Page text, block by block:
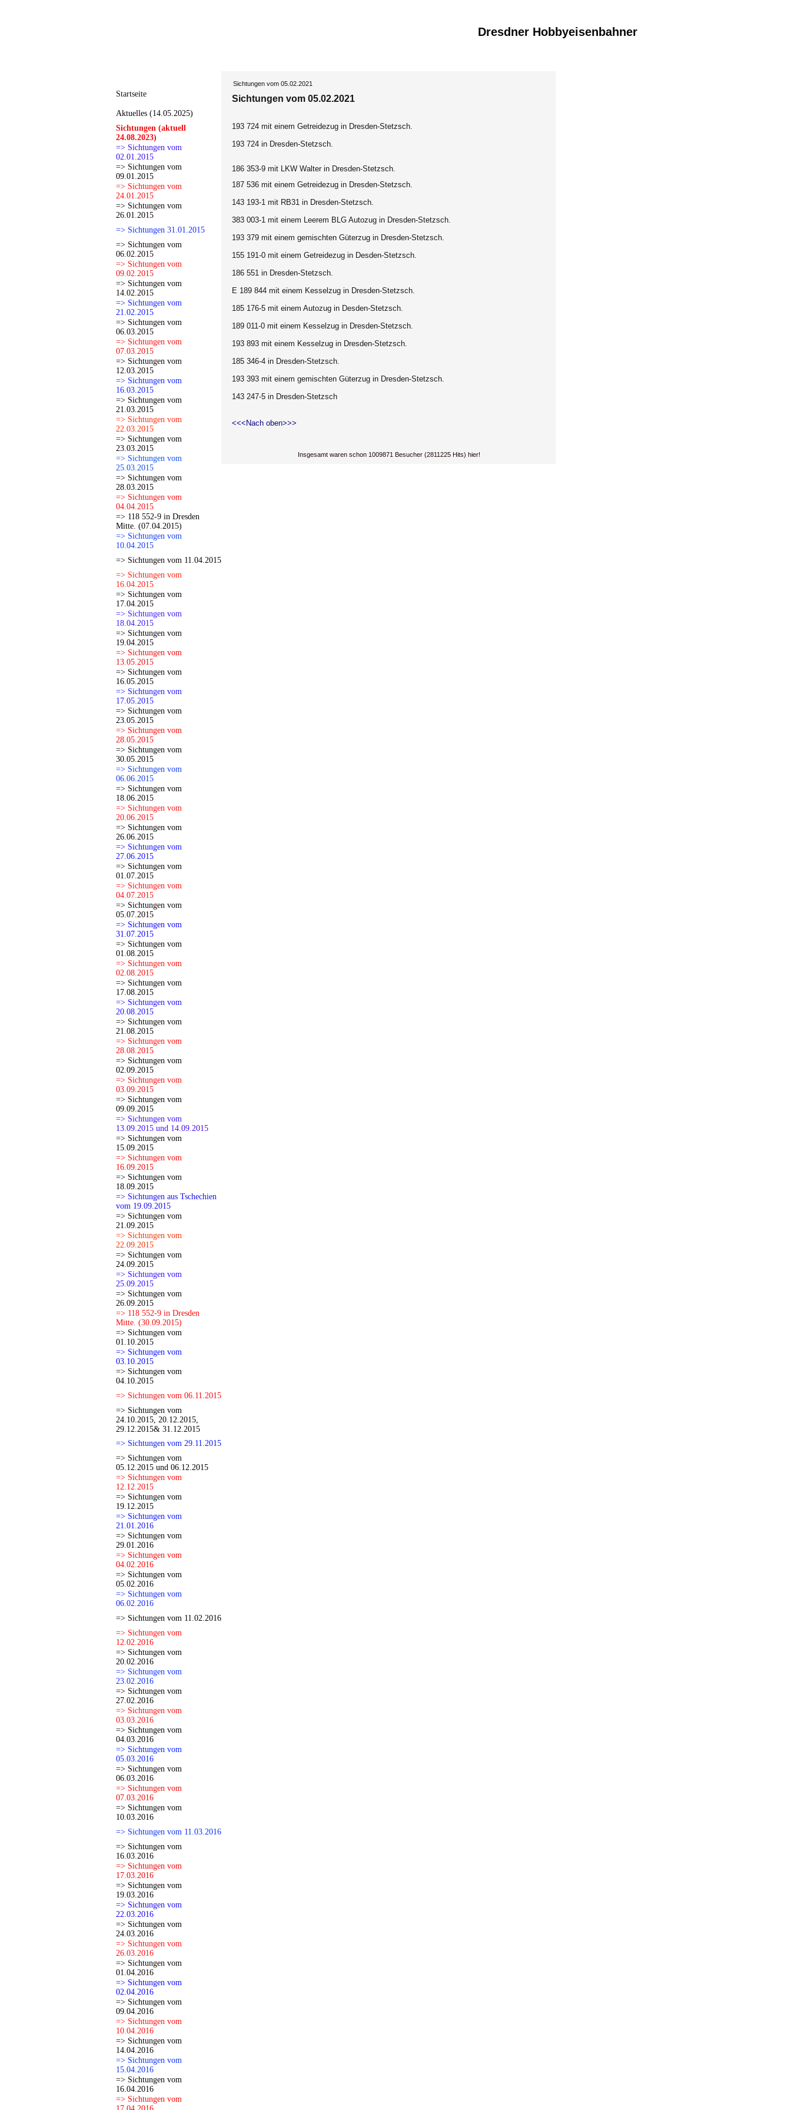
Dresdner Hobbyeisenbahner
Startseite
Aktuelles (14.05.2025)
Sichtungen (aktuell
24.08.2023)
=> Sichtungen vom
02.01.2015
=> Sichtungen vom
09.01.2015
=> Sichtungen vom
24.01.2015
=> Sichtungen vom
26.01.2015
=> Sichtungen 31.01.2015
=> Sichtungen vom
06.02.2015
=> Sichtungen vom
09.02.2015
=> Sichtungen vom
14.02.2015
=> Sichtungen vom
21.02.2015
=> Sichtungen vom
06.03.2015
=> Sichtungen vom
07.03.2015
=> Sichtungen vom
12.03.2015
=> Sichtungen vom
16.03.2015
=> Sichtungen vom
21.03.2015
=> Sichtungen vom
22.03.2015
=> Sichtungen vom
23.03.2015
=> Sichtungen vom
25.03.2015
=> Sichtungen vom
28.03.2015
=> Sichtungen vom
04.04.2015
=> 118 552-9 in Dresden
Mitte. (07.04.2015)
=> Sichtungen vom
10.04.2015
=> Sichtungen vom 11.04.2015
=> Sichtungen vom
16.04.2015
=> Sichtungen vom
17.04.2015
=> Sichtungen vom
18.04.2015
=> Sichtungen vom
19.04.2015
=> Sichtungen vom
13.05.2015
=> Sichtungen vom
16.05.2015
=> Sichtungen vom
17.05.2015
=> Sichtungen vom
23.05.2015
=> Sichtungen vom
28.05.2015
=> Sichtungen vom
30.05.2015
=> Sichtungen vom
06.06.2015
=> Sichtungen vom
18.06.2015
=> Sichtungen vom
20.06.2015
=> Sichtungen vom
26.06.2015
=> Sichtungen vom
27.06.2015
=> Sichtungen vom
01.07.2015
=> Sichtungen vom
04.07.2015
=> Sichtungen vom
05.07.2015
=> Sichtungen vom
31.07.2015
=> Sichtungen vom
01.08.2015
=> Sichtungen vom
02.08.2015
=> Sichtungen vom
17.08.2015
=> Sichtungen vom
20.08.2015
=> Sichtungen vom
21.08.2015
=> Sichtungen vom
28.08.2015
=> Sichtungen vom
02.09.2015
=> Sichtungen vom
03.09.2015
=> Sichtungen vom
09.09.2015
=> Sichtungen vom
13.09.2015 und 14.09.2015
=> Sichtungen vom
15.09.2015
=> Sichtungen vom
16.09.2015
=> Sichtungen vom
18.09.2015
=> Sichtungen aus Tschechien
vom 19.09.2015
=> Sichtungen vom
21.09.2015
=> Sichtungen vom
22.09.2015
=> Sichtungen vom
24.09.2015
=> Sichtungen vom
25.09.2015
=> Sichtungen vom
26.09.2015
=> 118 552-9 in Dresden
Mitte. (30.09.2015)
=> Sichtungen vom
01.10.2015
=> Sichtungen vom
03.10.2015
=> Sichtungen vom
04.10.2015
=> Sichtungen vom 06.11.2015
=> Sichtungen vom
24.10.2015, 20.12.2015,
29.12.2015& 31.12.2015
=> Sichtungen vom 29.11.2015
=> Sichtungen vom
05.12.2015 und 06.12.2015
=> Sichtungen vom
12.12.2015
=> Sichtungen vom
19.12.2015
=> Sichtungen vom
21.01.2016
=> Sichtungen vom
29.01.2016
=> Sichtungen vom
04.02.2016
=> Sichtungen vom
05.02.2016
=> Sichtungen vom
06.02.2016
=> Sichtungen vom 11.02.2016
=> Sichtungen vom
12.02.2016
=> Sichtungen vom
20.02.2016
=> Sichtungen vom
23.02.2016
=> Sichtungen vom
27.02.2016
=> Sichtungen vom
03.03.2016
=> Sichtungen vom
04.03.2016
=> Sichtungen vom
05.03.2016
=> Sichtungen vom
06.03.2016
=> Sichtungen vom
07.03.2016
=> Sichtungen vom
10.03.2016
=> Sichtungen vom 11.03.2016
=> Sichtungen vom
16.03.2016
=> Sichtungen vom
17.03.2016
=> Sichtungen vom
19.03.2016
=> Sichtungen vom
22.03.2016
=> Sichtungen vom
24.03.2016
=> Sichtungen vom
26.03.2016
=> Sichtungen vom
01.04.2016
=> Sichtungen vom
02.04.2016
=> Sichtungen vom
09.04.2016
=> Sichtungen vom
10.04.2016
=> Sichtungen vom
14.04.2016
=> Sichtungen vom
15.04.2016
=> Sichtungen vom
16.04.2016
=> Sichtungen vom
Sichtungen vom 05.02.2021
Sichtungen vom 05.02.2021
193 724 mit einem Getreidezug in Dresden-Stetzsch.
193 724 in Dresden-Stetzsch.
186 353-9 mit LKW Walter in Dresden-Stetzsch.
187 536 mit einem Getreidezug in Dresden-Stetzsch.
143 193-1 mit RB31 in Dresden-Stetzsch.
383 003-1 mit einem Leerem BLG Autozug in Dresden-Stetzsch.
193 379 mit einem gemischten Güterzug in Dresden-Stetzsch.
155 191-0 mit einem Getreidezug in Desden-Stetzsch.
186 551 in Dresden-Stetzsch.
E 189 844 mit einem Kesselzug in Dresden-Stetzsch.
185 176-5 mit einem Autozug in Desden-Stetzsch.
189 011-0 mit einem Kesselzug in Dresden-Stetzsch.
193 893 mit einem Kesselzug in Dresden-Stetzsch.
185 346-4 in Dresden-Stetzsch.
193 393 mit einem gemischten Güterzug in Dresden-Stetzsch.
143 247-5 in Dresden-Stetzsch
<<<Nach oben>>>
Insgesamt waren schon 1009871 Besucher (2811225 Hits) hier!